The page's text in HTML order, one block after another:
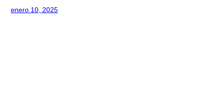
enero 10, 2025